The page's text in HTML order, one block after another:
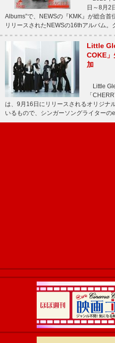
日～8月2
Albums”で、NEWSの『KMK』が総合
リリースされたNEWSの16thアルバム
Little
COKE
加
Little
「
は、9月16日にリリースされるオリジナ
いるもので、シンガーソングライター